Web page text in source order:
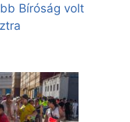
Bíróság volt